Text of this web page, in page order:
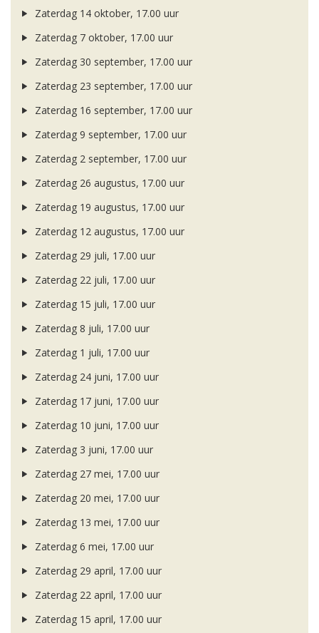
Zaterdag 14 oktober, 17.00 uur
Zaterdag 7 oktober, 17.00 uur
Zaterdag 30 september, 17.00 uur
Zaterdag 23 september, 17.00 uur
Zaterdag 16 september, 17.00 uur
Zaterdag 9 september, 17.00 uur
Zaterdag 2 september, 17.00 uur
Zaterdag 26 augustus, 17.00 uur
Zaterdag 19 augustus, 17.00 uur
Zaterdag 12 augustus, 17.00 uur
Zaterdag 29 juli, 17.00 uur
Zaterdag 22 juli, 17.00 uur
Zaterdag 15 juli, 17.00 uur
Zaterdag 8 juli, 17.00 uur
Zaterdag 1 juli, 17.00 uur
Zaterdag 24 juni, 17.00 uur
Zaterdag 17 juni, 17.00 uur
Zaterdag 10 juni, 17.00 uur
Zaterdag 3 juni, 17.00 uur
Zaterdag 27 mei, 17.00 uur
Zaterdag 20 mei, 17.00 uur
Zaterdag 13 mei, 17.00 uur
Zaterdag 6 mei, 17.00 uur
Zaterdag 29 april, 17.00 uur
Zaterdag 22 april, 17.00 uur
Zaterdag 15 april, 17.00 uur